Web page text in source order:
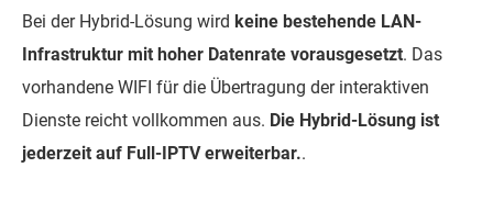
Bei der Hybrid-Lösung wird keine bestehende LAN-
Infrastruktur mit hoher Datenrate vorausgesetzt. Das
vorhandene WIFI für die Übertragung der interaktiven
Dienste reicht vollkommen aus. Die Hybrid-Lösung ist
jederzeit auf Full-IPTV erweiterbar..